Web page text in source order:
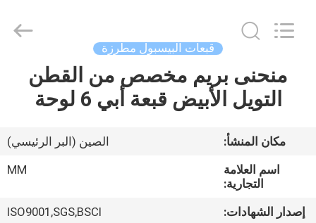
منزل،
منتجات
معلومات
عنا
Manufacturing
قبعات البيسبول مطرزة
منحنى بريم مخصص من القطن
التويل الأبيض قبعة أبي 6 لوحة
مكان المنشأ:
الصين (البر الرئيسي)
اسم العلامة
التجارية:
MM
إصدار الشهادات:
ISO9001,SGS,BSCI